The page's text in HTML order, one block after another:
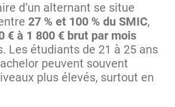
d’un alternant se situe
27 % et 100 % du SMIC,
€ à 1 800 € brut par mois
Les étudiants de 21 à 25 ans
peuvent souvent
plus élevés, surtout en